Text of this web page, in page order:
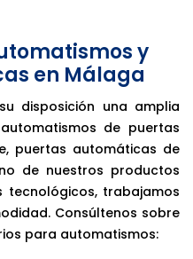
y
en Málaga
disposición una amplia
de puertas
puertas automáticas de
de nuestros productos
tecnológicos, trabajamos
Consúltenos sobre
para automatismos: